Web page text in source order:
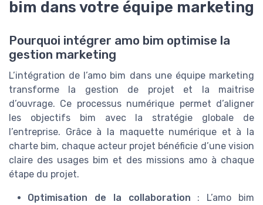
bim dans votre équipe marketing
Pourquoi intégrer amo bim optimise la
gestion marketing
L’intégration de l’amo bim dans une équipe marketing
transforme la gestion de projet et la maitrise
d’ouvrage. Ce processus numérique permet d’aligner
les objectifs bim avec la stratégie globale de
l’entreprise. Grâce à la maquette numérique et à la
charte bim, chaque acteur projet bénéficie d’une vision
claire des usages bim et des missions amo à chaque
étape du projet.
Optimisation de la collaboration : L’amo bim